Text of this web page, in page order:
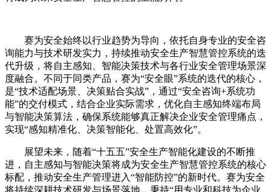
赛为安全始终以行业趋势为导向，依托自身专业的安全咨
询能力与技术研发实力，持续推动安全生产智慧管控系统的迭
代升级，将自主感知、智能决策技术与各行业安全管理场景深
度融合。不同于同类产品，赛为“安全眼”系统的迭代的核心，
是“技术适配场景、决策贴合实战”，通过“安全咨询+系统功
能”的交付模式，结合企业实际需求，优化自主感知终端布局
与智能决策算法，确保系统能够真正解决企业安全管理痛点，
实现“感知精准化、决策智能化、处置高效化”。
展望未来，随着“十五五”安全生产智能化建设的不断推
进，自主感知与智能决策将成为安全生产智慧管控系统的核心
标配，推动安全生产管理进入“智能防控”的新时代。赛为安全